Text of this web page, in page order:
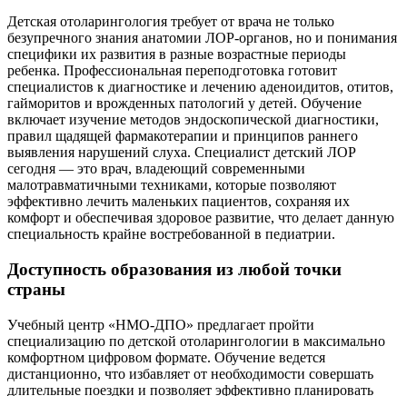
Детская отоларингология требует от врача не только
безупречного знания анатомии ЛОР-органов, но и понимания
специфики их развития в разные возрастные периоды
ребенка. Профессиональная переподготовка готовит
специалистов к диагностике и лечению аденоидитов, отитов,
гайморитов и врожденных патологий у детей. Обучение
включает изучение методов эндоскопической диагностики,
правил щадящей фармакотерапии и принципов раннего
выявления нарушений слуха. Специалист детский ЛОР
сегодня — это врач, владеющий современными
малотравматичными техниками, которые позволяют
эффективно лечить маленьких пациентов, сохраняя их
комфорт и обеспечивая здоровое развитие, что делает данную
специальность крайне востребованной в педиатрии.
Доступность образования из любой точки
страны
Учебный центр «НМО-ДПО» предлагает пройти
специализацию по детской отоларингологии в максимально
комфортном цифровом формате. Обучение ведется
дистанционно, что избавляет от необходимости совершать
длительные поездки и позволяет эффективно планировать